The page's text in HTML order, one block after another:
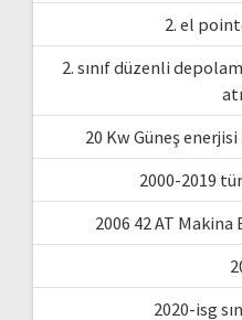
2. el
2. sınıf düzenli
20 Kw Güneş
2000-2019
2006 42 AT
2020-isg